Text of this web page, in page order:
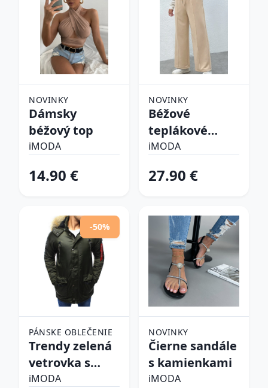
NOVINKY
Dámsky
béžový top
iMODA
14.90 €
NOVINKY
Béžové
teplákové
nohavice
iMODA
27.90 €
-50%
PÁNSKE OBLEČENIE
Trendy zelená
vetrovka s
kapucňou
iMODA
NOVINKY
Čierne sandále
s kamienkami
iMODA